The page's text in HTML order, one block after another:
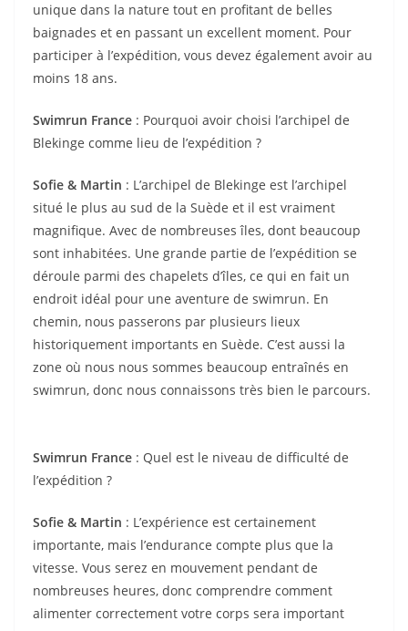
unique dans la nature tout en profitant de belles
baignades et en passant un excellent moment. Pour
participer à l’expédition, vous devez également avoir au
moins 18 ans.
Swimrun France : Pourquoi avoir choisi l’archipel de
Blekinge comme lieu de l’expédition ?
Sofie & Martin : L’archipel de Blekinge est l’archipel
situé le plus au sud de la Suède et il est vraiment
magnifique. Avec de nombreuses îles, dont beaucoup
sont inhabitées. Une grande partie de l’expédition se
déroule parmi des chapelets d’îles, ce qui en fait un
endroit idéal pour une aventure de swimrun. En
chemin, nous passerons par plusieurs lieux
historiquement importants en Suède. C’est aussi la
zone où nous nous sommes beaucoup entraînés en
swimrun, donc nous connaissons très bien le parcours.
Swimrun France : Quel est le niveau de difficulté de
l’expédition ?
Sofie & Martin : L’expérience est certainement
importante, mais l’endurance compte plus que la
vitesse. Vous serez en mouvement pendant de
nombreuses heures, donc comprendre comment
alimenter correctement votre corps sera important